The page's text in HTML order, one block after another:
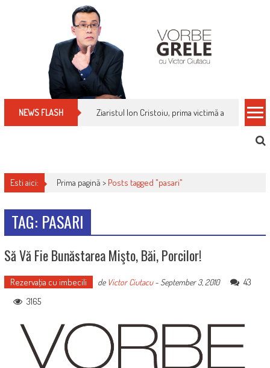
NEWS FLASH Ziaristul Ion Cristoiu, prima victimă a noi
Esti aici: Prima pagină > Posts tagged "pasari"
TAG: PASARI
Să Vă Fie Bunăstarea Mişto, Băi, Porcilor!
Rezervaţia cu imbecili de Victor Ciutacu- September 3, 2010
43
3165